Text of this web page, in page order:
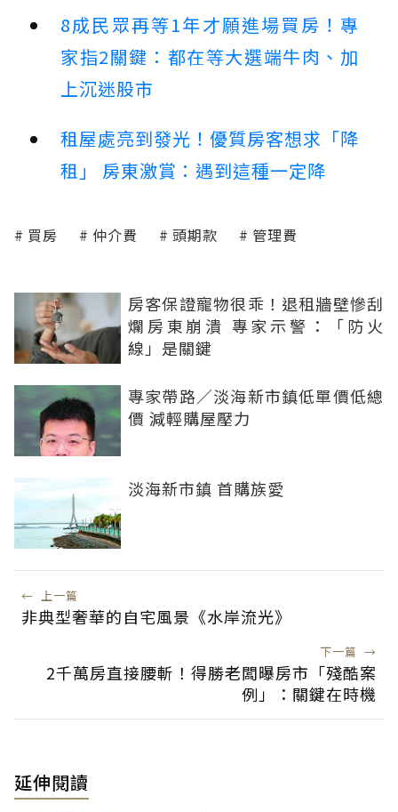
8成民眾再等1年才願進場買房！專
家指2關鍵：都在等大選端牛肉、加
上沉迷股市
租屋處亮到發光！優質房客想求「降
租」 房東激賞：遇到這種一定降
買房 仲介費 頭期款 管理費
房客保證寵物很乖！退租牆壁慘刮
爛房東崩潰 專家示警：「防火
線」是關鍵
專家帶路／淡海新市鎮低單價低總
價 減輕購屋壓力
淡海新市鎮 首購族愛
← 上一篇
非典型奢華的自宅風景《水岸流光》
下一篇 →
2千萬房直接腰斬！得勝老闆曝房市「殘酷案
例」：關鍵在時機
延伸閱讀